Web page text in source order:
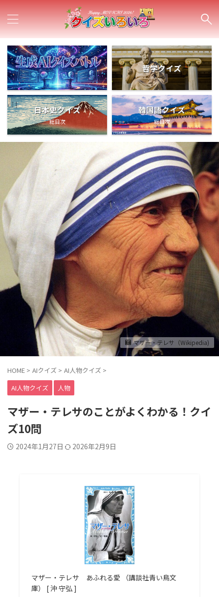
哲学クイズ
日本史クイズ
総目次
韓国語クイズ
総目次
マザー・テレサ（Wikipedia)
HOME > AIクイズ > AI人物クイズ >
AI人物クイズ
人物
マザー・テレサのことがよくわかる！クイ
ズ10問
2024年1月27日 2026年2月9日
マザー・テレサ あふれる愛 （講談社青い鳥文
庫） [ 沖 守弘 ]